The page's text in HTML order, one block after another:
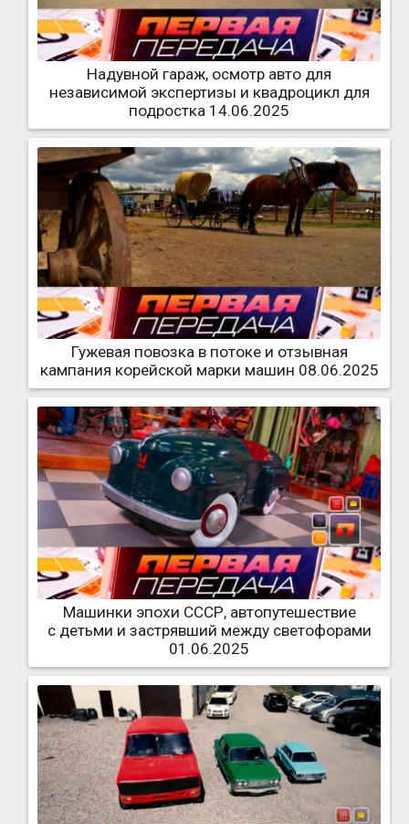
Надувной гараж, осмотр авто для
независимой экспертизы и квадроцикл для
подростка 14.06.2025
Гужевая повозка в потоке и отзывная
кампания корейской марки машин 08.06.2025
Машинки эпохи СССР, автопутешествие
с детьми и застрявший между светофорами
01.06.2025